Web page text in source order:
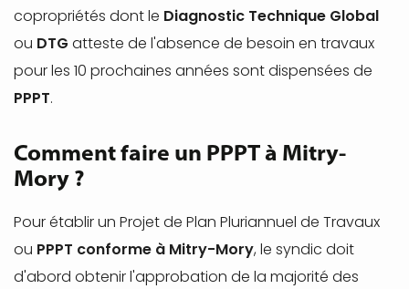
copropriétés dont le Diagnostic Technique Global
ou DTG atteste de l'absence de besoin en travaux
pour les 10 prochaines années sont dispensées de
PPPT.
Comment faire un PPPT à Mitry-
Mory ?
Pour établir un Projet de Plan Pluriannuel de Travaux
ou PPPT conforme à Mitry-Mory, le syndic doit
d'abord obtenir l'approbation de la majorité des